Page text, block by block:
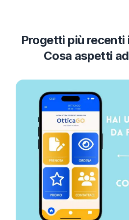
Progetti più recenti
Cosa aspetti